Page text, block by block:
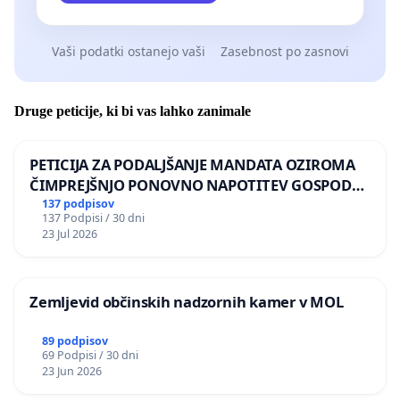
Vaši podatki ostanejo vaši Zasebnost po zasnovi
Druge peticije, ki bi vas lahko zanimale
PETICIJA ZA PODALJŠANJE MANDATA OZIROMA
ČIMPREJŠNJO PONOVNO NAPOTITEV GOSPODA
BERNARDA ŠRAJNERJA NA VELEPOSLANIŠTVO
REPUBLIKE SLOVENIJE V MOSKVI
137 podpisov
137 Podpisi / 30 dni
23 Jul 2026
Zemljevid občinskih nadzornih kamer v MOL
89 podpisov
69 Podpisi / 30 dni
23 Jun 2026